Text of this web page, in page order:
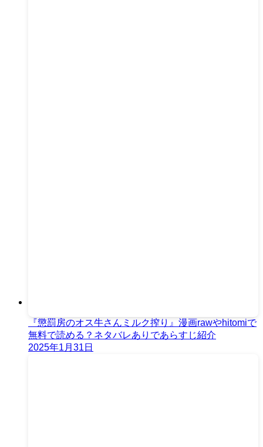
『懲罰房のオス牛さんミルク搾り』漫画rawやhitomiで
無料で読める？ネタバレありであらすじ紹介
2025年1月31日